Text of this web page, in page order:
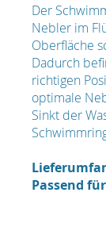
Der
Nebler im
Oberfläche
Dadurch
richtigen
optimale
Sinkt der
Passend